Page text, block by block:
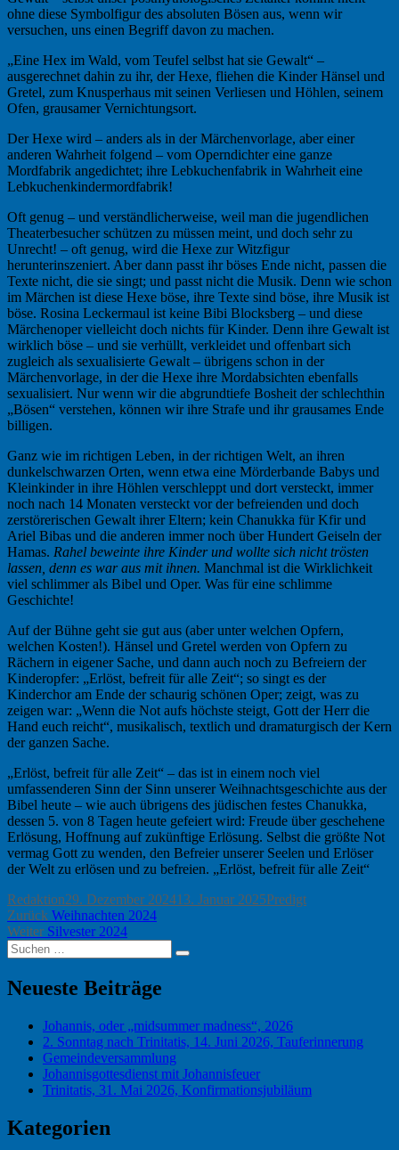
ohne diese Symbolfigur des absoluten Bösen aus, wenn wir
versuchen, uns einen Begriff davon zu machen.
„Eine Hex im Wald, vom Teufel selbst hat sie Gewalt“ –
ausgerechnet dahin zu ihr, der Hexe, fliehen die Kinder Hänsel und
Gretel, zum Knusperhaus mit seinen Verliesen und Höhlen, seinem
Ofen, grausamer Vernichtungsort.
Der Hexe wird – anders als in der Märchenvorlage, aber einer
anderen Wahrheit folgend – vom Operndichter eine ganze
Mordfabrik angedichtet; ihre Lebkuchenfabrik in Wahrheit eine
Lebkuchenkindermordfabrik!
Oft genug – und verständlicherweise, weil man die jugendlichen
Theaterbesucher schützen zu müssen meint, und doch sehr zu
Unrecht! – oft genug, wird die Hexe zur Witzfigur
herunterinszeniert. Aber dann passt ihr böses Ende nicht, passen die
Texte nicht, die sie singt; und passt nicht die Musik. Denn wie schon
im Märchen ist diese Hexe böse, ihre Texte sind böse, ihre Musik ist
böse. Rosina Leckermaul ist keine Bibi Blocksberg – und diese
Märchenoper vielleicht doch nichts für Kinder. Denn ihre Gewalt ist
wirklich böse – und sie verhüllt, verkleidet und offenbart sich
zugleich als sexualisierte Gewalt – übrigens schon in der
Märchenvorlage, in der die Hexe ihre Mordabsichten ebenfalls
sexualisiert. Nur wenn wir die abgrundtiefe Bosheit der schlechthin
„Bösen“ verstehen, können wir ihre Strafe und ihr grausames Ende
billigen.
Ganz wie im richtigen Leben, in der richtigen Welt, an ihren
dunkelschwarzen Orten, wenn etwa eine Mörderbande Babys und
Kleinkinder in ihre Höhlen verschleppt und dort versteckt, immer
noch nach 14 Monaten versteckt vor der befreienden und doch
zerstörerischen Gewalt ihrer Eltern; kein Chanukka für Kfir und
Ariel Bibas und die anderen immer noch über Hundert Geiseln der
Hamas. Rahel beweinte ihre Kinder und wollte sich nicht trösten
lassen, denn es war aus mit ihnen. Manchmal ist die Wirklichkeit
viel schlimmer als Bibel und Oper. Was für eine schlimme
Geschichte!
Auf der Bühne geht sie gut aus (aber unter welchen Opfern,
welchen Kosten!). Hänsel und Gretel werden von Opfern zu
Rächern in eigener Sache, und dann auch noch zu Befreiern der
Kinderopfer: „Erlöst, befreit für alle Zeit“; so singt es der
Kinderchor am Ende der schaurig schönen Oper; zeigt, was zu
zeigen war: „Wenn die Not aufs höchste steigt, Gott der Herr die
Hand euch reicht“, musikalisch, textlich und dramaturgisch der Kern
der ganzen Sache.
„Erlöst, befreit für alle Zeit“ – das ist in einem noch viel
umfassenderen Sinn der Sinn unserer Weihnachtsgeschichte aus der
Bibel heute – wie auch übrigens des jüdischen festes Chanukka,
dessen 5. von 8 Tagen heute gefeiert wird: Freude über geschehene
Erlösung, Hoffnung auf zukünftige Erlösung. Selbst die größte Not
vermag Gott zu wenden, den Befreier unserer Seelen und Erlöser
der Welt zu erlösen und zu befreien. „Erlöst, befreit für alle Zeit“
Autor
RedaktionVeröffentlicht
am
29. Dezember 202413. Januar 2025Kategorien
Predigt
Beitragsnavigation
Zurück Vorheriger
Beitrag:
Weihnachten 2024
Weiter Nächster
Beitrag:
Silvester 2024
Suchen
nach:
Suchen
Neueste Beiträge
Johannis, oder „midsummer madness“, 2026
2. Sonntag nach Trinitatis, 14. Juni 2026, Tauferinnerung
Gemeindeversammlung
Johannisgottesdienst mit Johannisfeuer
Trinitatis, 31. Mai 2026, Konfirmationsjubiläum
Kategorien